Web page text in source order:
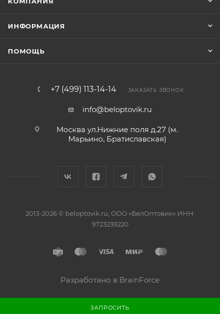
ЗАПРОСИТЬ
ИНФОРМАЦИЯ
ПОМОЩЬ
+7 (499) 113-14-14 ЗАКАЗАТЬ ЗВОНОК
info@beloptovik.ru
Москва ул.Нижние поля д.27 (м.
Марьино, Братиславская)
2013-2026 © beloptovik.ru, ООО «БелОптовик» ИНН:
9723239220
Разработано в BrainForce